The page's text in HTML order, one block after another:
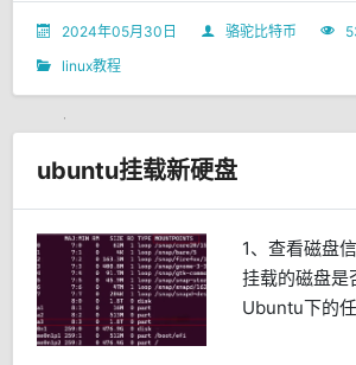
2024年05月30日 骆驼比特币
linux教程
ubuntu挂载新硬盘
1、查看磁盘
挂载的磁盘是
Ubuntu下的